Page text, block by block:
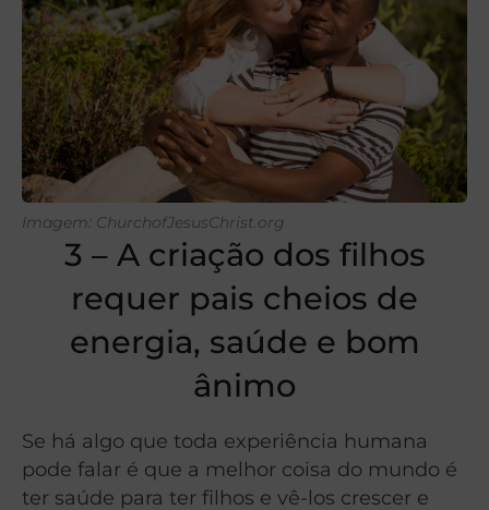
Imagem: ChurchofJesusChrist.org
3 – A criação dos filhos
requer pais cheios de
energia, saúde e bom
ânimo
Se há algo que toda experiência humana
pode falar é que a melhor coisa do mundo é
ter saúde para ter filhos e vê-los crescer e